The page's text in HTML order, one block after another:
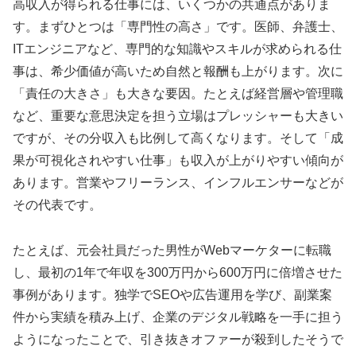
高収入が得られる仕事には、いくつかの共通点がありま
す。まずひとつは「専門性の高さ」です。医師、弁護士、
ITエンジニアなど、専門的な知識やスキルが求められる仕
事は、希少価値が高いため自然と報酬も上がります。次に
「責任の大きさ」も大きな要因。たとえば経営層や管理職
など、重要な意思決定を担う立場はプレッシャーも大きい
ですが、その分収入も比例して高くなります。そして「成
果が可視化されやすい仕事」も収入が上がりやすい傾向が
あります。営業やフリーランス、インフルエンサーなどが
その代表です。
たとえば、元会社員だった男性がWebマーケターに転職
し、最初の1年で年収を300万円から600万円に倍増させた
事例があります。独学でSEOや広告運用を学び、副業案
件から実績を積み上げ、企業のデジタル戦略を一手に担う
ようになったことで、引き抜きオファーが殺到したそうで